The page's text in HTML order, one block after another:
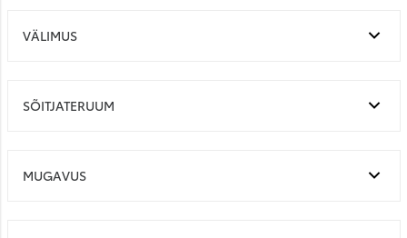
VÄLIMUS
SÕITJATERUUM
MUGAVUS